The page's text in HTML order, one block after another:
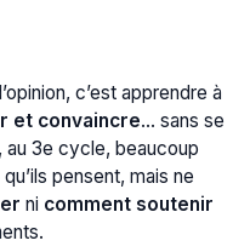
c’est apprendre à
et convaincre… sans se
au 3e cycle, beaucoup
pensent, mais ne
ni comment soutenir